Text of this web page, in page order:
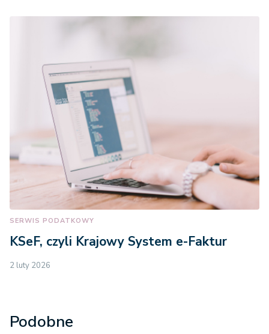
SERWIS PODATKOWY
KSeF, czyli Krajowy System e-Faktur
2 luty 2026
Podobne